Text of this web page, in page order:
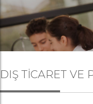
DIŞ TICARET VE